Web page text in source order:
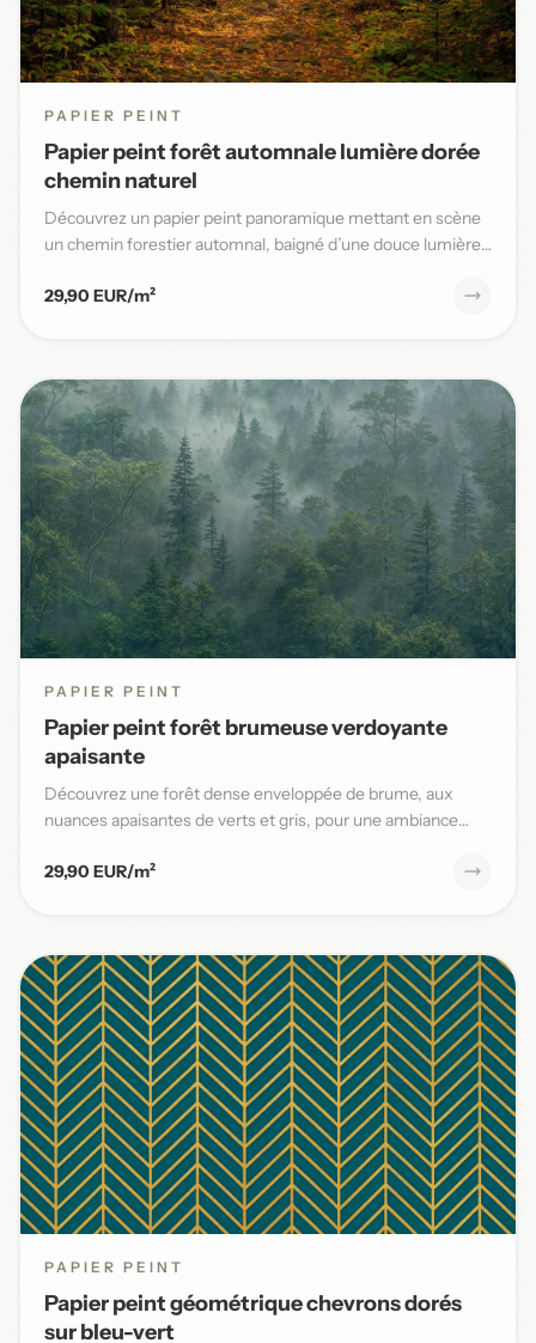
PAPIER PEINT
Papier peint forêt automnale lumière dorée
chemin naturel
Découvrez un papier peint panoramique mettant en scène
un chemin forestier automnal, baigné d’une douce lumière
29,90 EUR/m²
PAPIER PEINT
Papier peint forêt brumeuse verdoyante
apaisante
Découvrez une forêt dense enveloppée de brume, aux
nuances apaisantes de verts et gris, pour une ambiance
29,90 EUR/m²
PAPIER PEINT
Papier peint géométrique chevrons dorés
sur bleu-vert